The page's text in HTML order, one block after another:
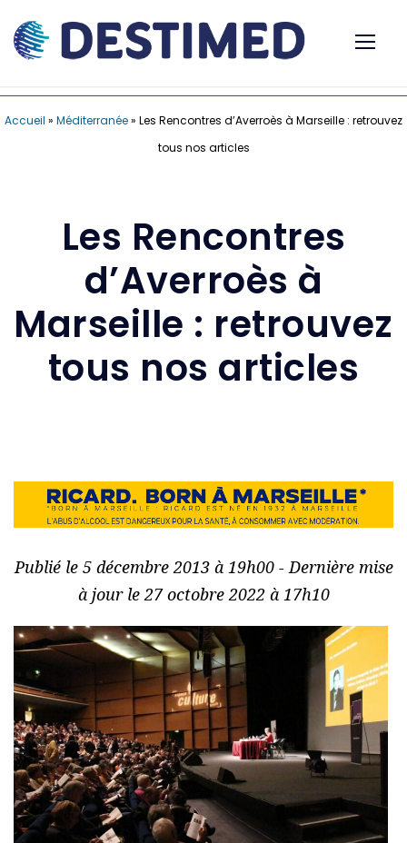
Accueil » Méditerranée» Les Rencontres d’Averroès à Marseille : retrouvez
tous nos articles
Les Rencontres
d’Averroès à
Marseille : retrouvez
tous nos articles
Publié le 5 décembre 2013 à 19h00 - Dernière mise
à jour le 27 octobre 2022 à 17h10